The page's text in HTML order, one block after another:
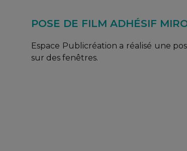
POSE DE FILM ADHÉSIF
Espace Publicréation a réalisé une
sur des fenêtres.